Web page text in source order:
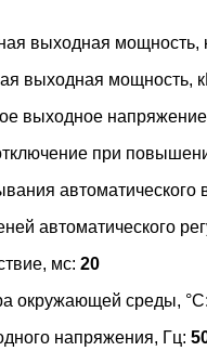
выходная мощность,
выходная мощность,
выходное
при
автоматического
автоматического
мс: 20
окружающей среды, °C:
напряжения, Гц: